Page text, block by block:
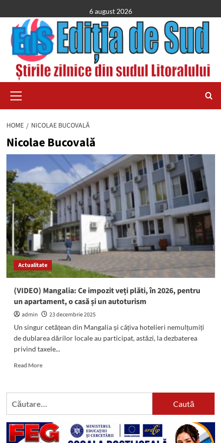
to
content
6 august 2026
Menu
HOME NICOLAE BUCOVALĂ
Nicolae Bucovală
Actualitate
(VIDEO) Mangalia: Ce impozit veți plăti, în 2026, pentru
un apartament, o casă și un autoturism
admin
23 decembrie 2025
Un singur cetățean din Mangalia și câțiva hotelieri nemulțumiți
de dublarea dărilor locale au participat, astăzi, la dezbaterea
privind taxele...
Read MoreRead
(VIDEO)
veți
plăti,
Caută